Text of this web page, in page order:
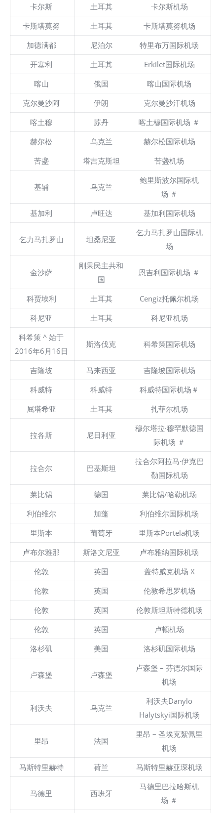
卡尔斯 土耳其
卡尔斯机场
卡斯塔莫努
土耳其
卡斯塔莫努机场
加德满都
尼泊尔
特里布万国际机场
开塞利
土耳其
Erkilet国际机场
喀山
俄国
喀山国际机场
克尔曼沙阿
伊朗
克尔曼沙汗机场
喀土穆
苏丹
喀土穆国际机场 ＃
赫尔松
乌克兰
赫尔松国际机场
苦盏
塔吉克斯坦 苦盏机场
基辅 乌克兰
鲍里斯波尔国际机
场 ＃
基加利
卢旺达 基加利国际机场
乞力马扎罗山 坦桑尼亚
乞力马扎罗山国际机
场
金沙萨
刚果民主共和
国
恩吉利国际机场 ＃
科贾埃利 土耳其
Cengiz托佩尔机场
科尼亚
土耳其
科尼亚机场
科希策 ^ 始于
2016年6月16日
斯洛伐克 科希策国际机场
吉隆坡 马来西亚
吉隆坡国际机场
科威特
科威特
科威特国际机场＃
屈塔希亚
土耳其 扎菲尔机场
拉各斯 尼日利亚
穆尔塔拉·穆罕默德国
际机场 ＃
拉合尔 巴基斯坦
拉合尔阿拉马·伊克巴
勒国际机场
莱比锡
德国
莱比锡/哈勒机场
利伯维尔
加蓬
利伯维尔国际机场
里斯本
葡萄牙
里斯本Portela机场
卢布尔雅那
斯洛文尼亚
卢布雅纳国际机场
伦敦
英国
盖特威克机场 X
伦敦
英国
伦敦希思罗机场
伦敦
英国
伦敦斯坦斯特德机场
伦敦
英国
卢顿机场
洛杉矶
美国 洛杉矶国际机场
卢森堡 卢森堡
卢森堡 – 芬德尔国际
机场
利沃夫 乌克兰
利沃夫Danylo
Halytskyi国际机场
里昂 法国
里昂 – 圣埃克絮佩里
机场
马斯特里赫特
荷兰 马斯特里赫亚琛机场
马德里 西班牙
马德里巴拉哈斯机
场 ＃